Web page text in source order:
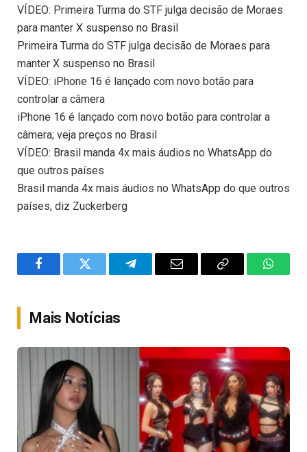
VÍDEO: Primeira Turma do STF julga decisão de Moraes
para manter X suspenso no Brasil
Primeira Turma do STF julga decisão de Moraes para
manter X suspenso no Brasil
VÍDEO: iPhone 16 é lançado com novo botão para
controlar a câmera
iPhone 16 é lançado com novo botão para controlar a
câmera; veja preços no Brasil
VÍDEO: Brasil manda 4x mais áudios no WhatsApp do
que outros países
Brasil manda 4x mais áudios no WhatsApp do que outros
países, diz Zuckerberg
FacebookTwitter TelegramEmail
Copy
Mais Notícias